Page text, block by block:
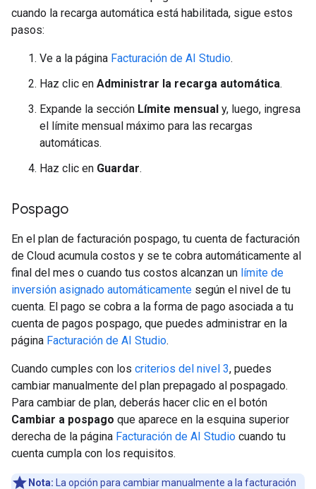
cuando la recarga automática está habilitada, sigue estos
pasos:
Ve a la página Facturación de AI Studio.
Haz clic en Administrar la recarga automática.
Expande la sección Límite mensual y, luego, ingresa
el límite mensual máximo para las recargas
automáticas.
Haz clic en Guardar.
Pospago
En el plan de facturación pospago, tu cuenta de facturación
de Cloud acumula costos y se te cobra automáticamente al
final del mes o cuando tus costos alcanzan un límite de
inversión asignado automáticamente según el nivel de tu
cuenta. El pago se cobra a la forma de pago asociada a tu
cuenta de pagos pospago, que puedes administrar en la
página Facturación de AI Studio.
Cuando cumples con los criterios del nivel 3, puedes
cambiar manualmente del plan prepagado al pospagado.
Para cambiar de plan, deberás hacer clic en el botón
Cambiar a pospago que aparece en la esquina superior
derecha de la página Facturación de AI Studio cuando tu
cuenta cumpla con los requisitos.
Nota: La opción para cambiar manualmente a la facturación